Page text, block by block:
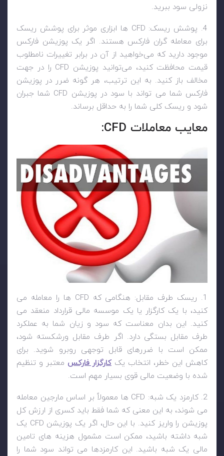
نزولی سود ببرید.
4. پوشش ریسک:
CFD ها ابزاری موثر برای پوشش ریسک
برای معامله گران فارکس هستند. اگر یک پوزیشن فارکس
موجود دارید که می‌خواهید از آن در برابر تغییرات نامطلوب
قیمت محافظت کنید، می‌توانید پوزیشن CFD را در جهت
مخالف باز کنید. به این ترتیب، هر گونه ضرر در پوزیشن
فارکس شما می تواند با سود در پوزیشن CFD شما جبران
شود و ریسک کلی شما را به حداقل برساند.
معایب معاملات CFD
:
1. ریسک طرف مقابل: هنگامی که CFD ها را معامله می
کنید، با یک کارگزار یا یک موسسه مالی قرارداد منعقد می
کنید. این بدان معناست که سود و زیان شما به عملکرد
طرف مقابل بستگی دارد. اگر طرف مقابل ورشکسته شود،
ممکن است با ضررهای قابل توجهی روبرو شوید. برای
کاهش این خطر، انتخاب یککارگزار فارکس معتبر و تنظیم
شده با وضعیت مالی قوی بسیار مهم است.
2. کارمزد یک شبه:
CFD ها معمولاً بر اساس مارجین معامله
می شوند، به این معنی که شما فقط باید کسری از ارزش کل
پوزیشن را واریز کنید. با این حال، اگر یک پوزیشن CFD یک
شبه داشته باشید، ممکن است مشمول هزینه های تامین
مالی یک شبه باشید. این کارمزدها می تواند سود شما را